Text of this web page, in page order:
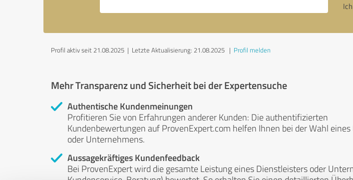
Profil aktiv seit 21.08.2025 | Letzte Aktualisierung: 21.08.2025 | Profil melden
Mehr Transparenz und Sicherheit bei der Expertensuche
Authentische Kundenmeinungen
Profitieren Sie von Erfahrungen anderer Kunden: Die authentifizierten
Kundenbewertungen auf ProvenExpert.com helfen Ihnen bei der Wahl
oder Unternehmens.
Aussagekräftiges Kundenfeedback
Bei ProvenExpert wird die gesamte Leistung eines Dienstleisters oder